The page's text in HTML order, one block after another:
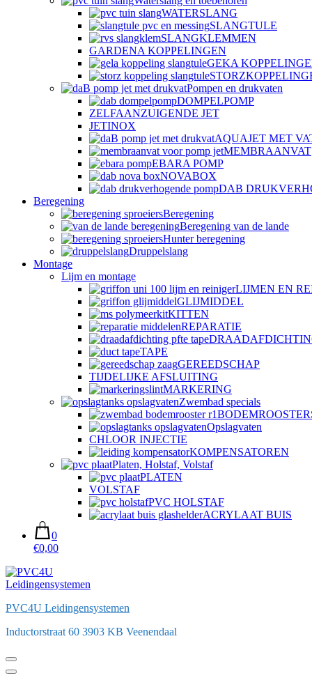
WATERSLANG
SLANGTULE
SLANGKLEMMEN
GARDENA KOPPELINGEN
GEKA
Pompen en drukvaten
DOMPELPOMP
ZELFAANZUIGENDE JET
JETINOX
AQUAJET MET
MEMBRAANVAT
EBARA POMP
NOVABOX
DAB
Beregening
Beregening
Beregening van de lande
Hunter beregening
Druppelslang
Montage
Lijm en montage
LIJMEN EN
GLIJMIDDEL
KITTEN
REPARATIE
TAPE
GEREEDSCHAP
TIJDELIJKE AFSLUITING
MARKERING
Zwembad specials
Opslagvaten
CHLOOR INJECTIE
KOMPENSATOREN
Platen, Holstaf, Volstaf
PLATEN
VOLSTAF
PVC HOLSTAF
ACRYLAAT BUIS
0
€0,00
PVC4U Leidingensystemen
Inductorstraat 60 3903 KB Veenendaal